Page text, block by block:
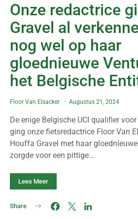
Onze redactrice
Gravel al
nog wel op haar
gloednieuwe
het Belgische
Floor Van Elsacker Augustus 21, 2024
De enige Belgische UCI qualifier
ging onze fietsredactrice Floor Van
Houffa Gravel met haar
zorgde voor een pittige…
Lees Meer
Share